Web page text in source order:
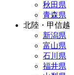
秋田県
青森県
北陸・甲信越
新潟県
富山県
石川県
福井県